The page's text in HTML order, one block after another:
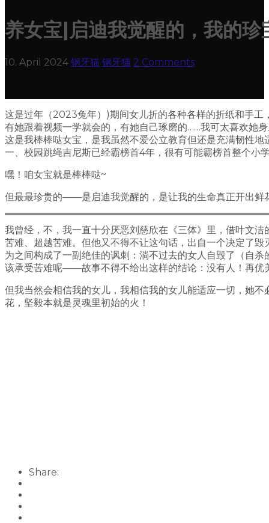
养女宝|启迪我觉醒的，我的珍
10. April 2024 钢牙猫 钢牙猫 2 Comments
这是过年（2023兔年）)期间女儿折的各种各样的折纸和手
有她跟着视频一学就会的，有她自己琢磨的……我可太喜欢她
这是我棒棒哒女宝，是我虽然不爱公立教育但还是充满韧性
一、校园跳绳吉尼斯已经霸榜首4年，很有可能霸榜首整个小
嘿！咱女宝就是棒棒哒~
但最最珍贵的——是启迪我觉醒的，是让我的生命真正开出鲜
我曾经，不，我一直十分厌恶刘慈欣在《三体》里，借叶文
苦难、超越苦难。但他又不得不让这句话，出自一个决定了
为之间构成了一副绝佳的讽刺：淌不过去的女人自毁了（自
该承受苦难呢——故事不得不给出这样的结论：没有人！再优
但我当然会相信我的女儿，我相信我的女儿能适应一切，她
花，坚毅本就是灵魂里初始的火！
Share: